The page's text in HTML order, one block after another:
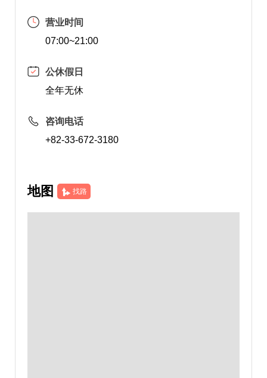
营业时间
07:00~21:00
公休假日
全年无休
咨询电话
+82-33-672-3180
地图 找路